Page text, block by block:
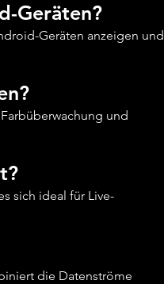
Geräten?
Geräten anzeigen und
und
sich ideal für Live-
die Datenströme